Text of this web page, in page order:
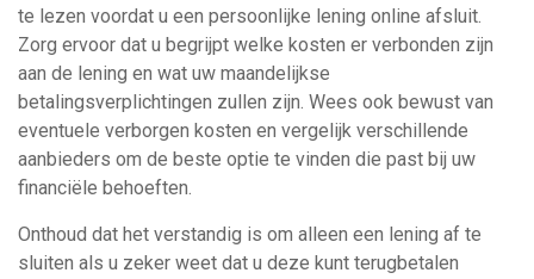
te lezen voordat u een persoonlijke lening online afsluit.
Zorg ervoor dat u begrijpt welke kosten er verbonden zijn
aan de lening en wat uw maandelijkse
betalingsverplichtingen zullen zijn. Wees ook bewust van
eventuele verborgen kosten en vergelijk verschillende
aanbieders om de beste optie te vinden die past bij uw
financiële behoeften.
Onthoud dat het verstandig is om alleen een lening af te
sluiten als u zeker weet dat u deze kunt terugbetalen